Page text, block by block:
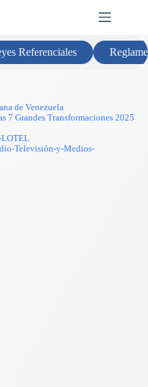
Referenciales
de Venezuela
7 Grandes Transformaciones 2025
LOTEL
Televisión-y-Medios-